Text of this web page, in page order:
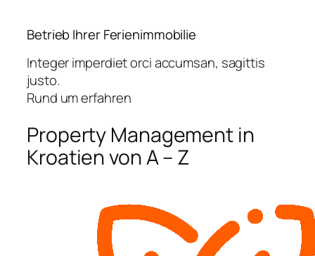
Betrieb Ihrer Ferienimmobilie
Integer imperdiet orci accumsan, sagittis
justo.
Rund um erfahren
Property Management in
Kroatien von A – Z